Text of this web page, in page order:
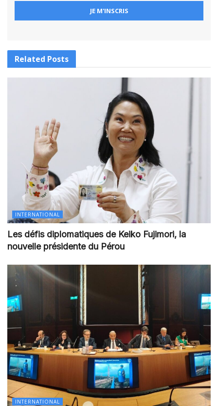
Related Posts
INTERNATIONAL
Les défis diplomatiques de Keiko Fujimori, la
nouvelle présidente du Pérou
INTERNATIONAL